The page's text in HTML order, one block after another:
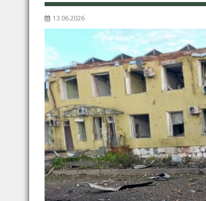
13.06.2026